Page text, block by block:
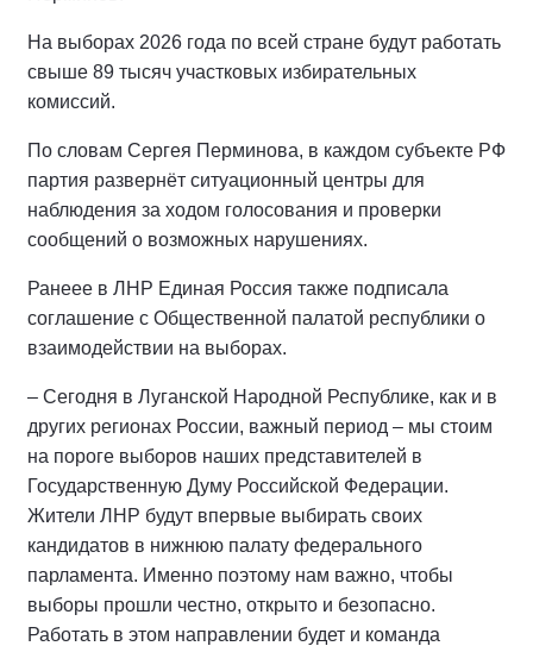
На выборах 2026 года по всей стране будут работать
свыше 89 тысяч участковых избирательных
комиссий.
По словам Сергея Перминова, в каждом субъекте РФ
партия развернёт ситуационный центры для
наблюдения за ходом голосования и проверки
сообщений о возможных нарушениях.
Ранеее в ЛНР Единая Россия также подписала
соглашение с Общественной палатой республики о
взаимодействии на выборах.
– Сегодня в Луганской Народной Республике, как и в
других регионах России, важный период – мы стоим
на пороге выборов наших представителей в
Государственную Думу Российской Федерации.
Жители ЛНР будут впервые выбирать своих
кандидатов в нижнюю палату федерального
парламента. Именно поэтому нам важно, чтобы
выборы прошли честно, открыто и безопасно.
Работать в этом направлении будет и команда